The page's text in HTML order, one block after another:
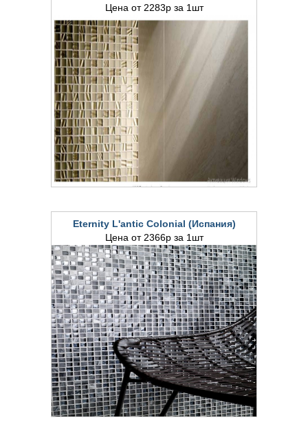
Цена от 2283р за 1шт
Eternity L'antic Colonial (Испания)
Цена от 2366р за 1шт